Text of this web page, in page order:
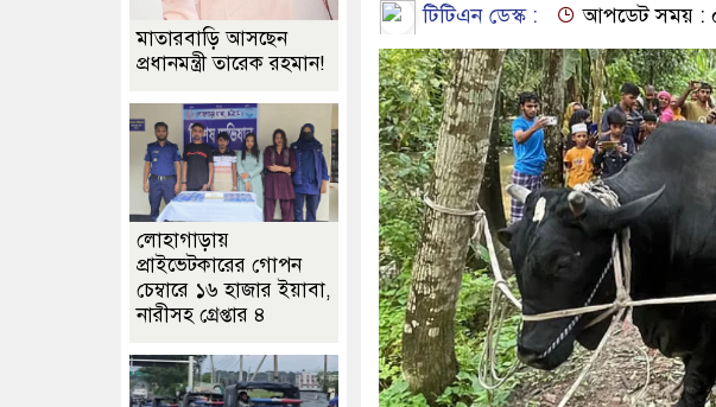
টিটিএন ডেস্ক : আপডেট সময় :
মাতারবাড়ি আসছেন
প্রধানমন্ত্রী তারেক রহমান!
লোহাগাড়ায়
প্রাইভেটকারের গোপন
চেম্বারে ১৬ হাজার ইয়াবা,
নারীসহ গ্রেপ্তার ৪